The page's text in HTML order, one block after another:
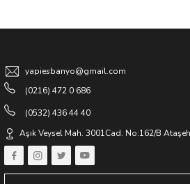
yapiesbanyo@gmail.com
(0216) 472 0 686
(0532) 436 44 40
Aşık Veysel Mah. 3001Cad. No:162/B